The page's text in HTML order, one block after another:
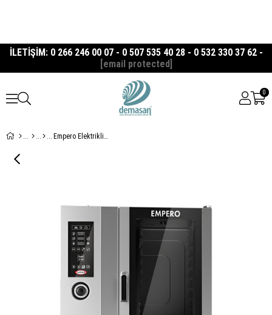
İLETİŞİM: 0 266 246 00 07 - 0 507 535 40 28 - 0 532 330 37 62 -
[email protected]
0
Empero Elektrikli Kombi Fırın 10X(1/1 Gn)